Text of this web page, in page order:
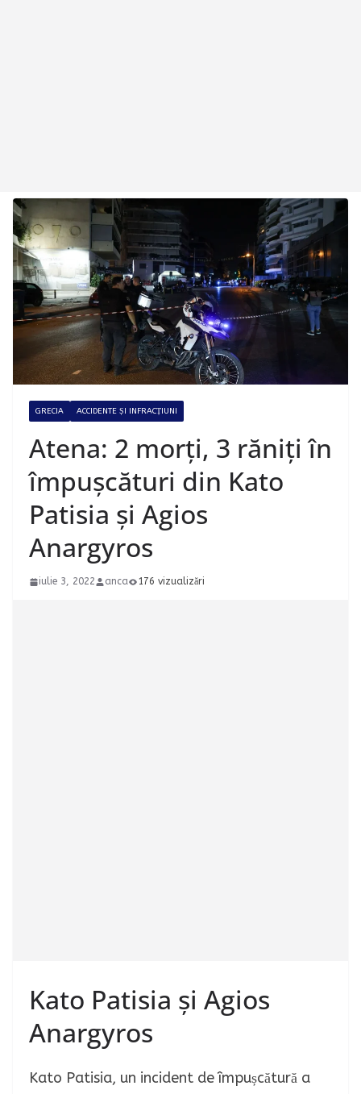
GRECIA ACCIDENTE ȘI INFRACȚIUNI
Atena: 2 morți, 3 răniți în
împușcături din Kato
Patisia și Agios
Anargyros
iulie 3, 2022 anca 176 vizualizări
Kato Patisia și Agios
Anargyros
Kato Patisia, un incident de împușcătură a